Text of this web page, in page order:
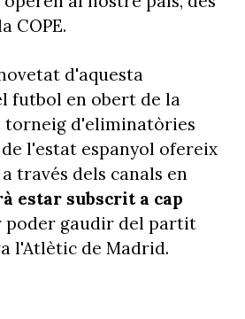
COPE.
d'aquesta
futbol en obert de la
torneig d'eliminatòries
l'estat espanyol ofereix
través dels canals en
estar subscrit a cap
poder gaudir del partit
l'Atlètic de Madrid.